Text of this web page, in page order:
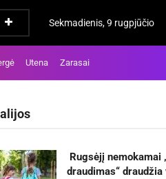
Sekmadienis, 9 rugpjūčio
Utena Zarasai
Rugsėjį nemokamai
draudimas“